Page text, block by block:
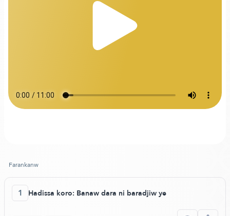
Farankanw
1 Hadissa koro: Banaw dara ni baradjiw ye